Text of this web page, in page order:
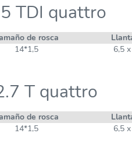
TDI quattro
de rosca
14*1,5 6,5
T quattro
de rosca
14*1,5 6,5